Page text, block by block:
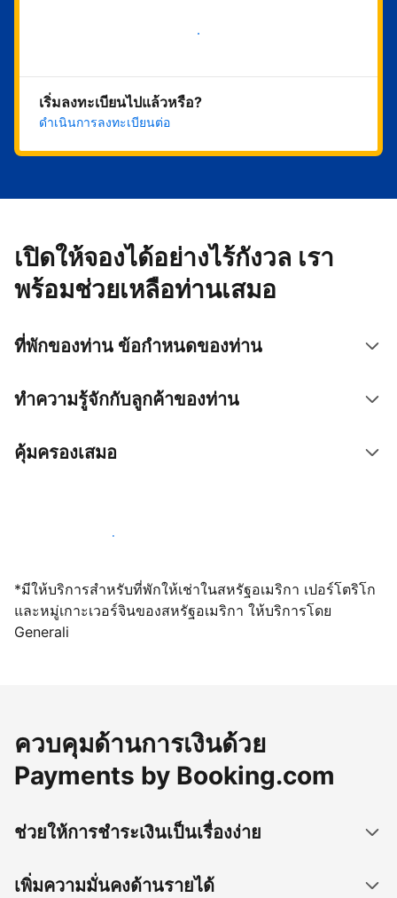
เริ่มดำเนินการเลย
เริ่มลงทะเบียนไปแล้วหรือ?
ดำเนินการลงทะเบียนต่อ
เปิดให้จองได้อย่างไร้กังวล เรา
พร้อมช่วยเหลือท่านเสมอ
ที่พักของท่าน ข้อกำหนดของท่าน
ทำความรู้จักกับลูกค้าของท่าน
คุ้มครองเสมอ
เปิดให้จองผ่านเราตั้งแต่วันนี้
*มีให้บริการสำหรับที่พักให้เช่าในสหรัฐอเมริกา เปอร์โตริโก
และหมู่เกาะเวอร์จินของสหรัฐอเมริกา ให้บริการโดย
Generali
ควบคุมด้านการเงินด้วย
Payments by Booking.com
ช่วยให้การชำระเงินเป็นเรื่องง่าย
เพิ่มความมั่นคงด้านรายได้